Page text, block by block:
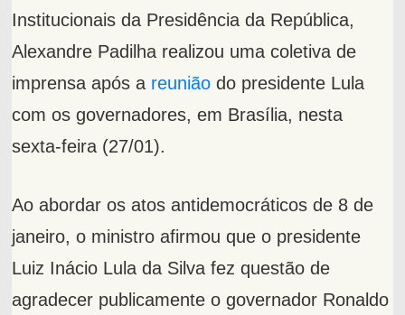
Institucionais da Presidência da República,
Alexandre Padilha realizou uma coletiva de
imprensa após a reunião do presidente Lula
com os governadores, em Brasília, nesta
sexta-feira (27/01).
Ao abordar os atos antidemocráticos de 8 de
janeiro, o ministro afirmou que o presidente
Luiz Inácio Lula da Silva fez questão de
agradecer publicamente o governador Ronaldo